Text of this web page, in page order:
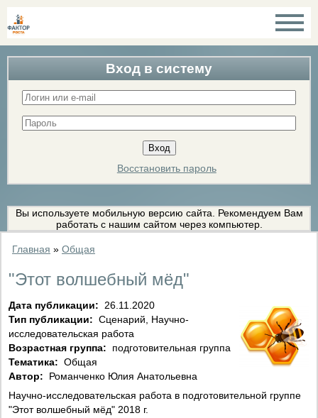
Вход в систему
Восстановить пароль
Вы используете мобильную версию сайта. Рекомендуем Вам
работать с нашим сайтом через компьютер.
Главная » Общая
"Этот волшебный мёд"
Дата публикации:
26.11.2020
Тип публикации: Сценарий, Научно-
исследовательская работа
Возрастная группа:
подготовительная группа
Тематика: Общая
Автор:
Романченко Юлия Анатольевна
Научно-исследовательская работа в подготовительной группе
"Этот волшебный мёд" 2018 г.